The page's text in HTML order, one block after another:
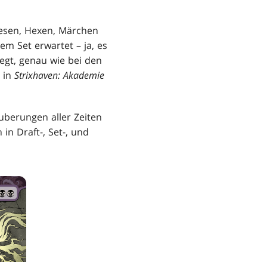
Hexen, Märchen
Set erwartet – ja, es
genau wie bei den
in Strixhaven: Akademie
aller Zeiten
in Draft-, Set-, und